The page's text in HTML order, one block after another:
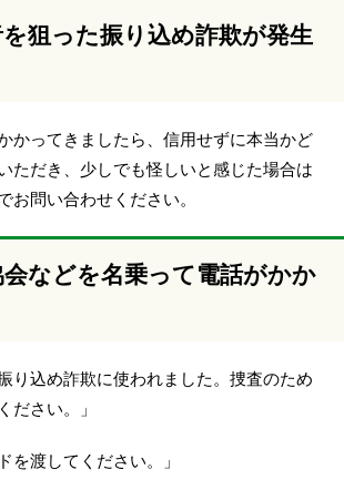
狙った振り込め詐欺が発生
かってきましたら、信用せずに本当かど
ただき、少しでも怪しいと感じた場合は
お問い合わせください。
などを名乗って電話がかか
り込め詐欺に使われました。捜査のため
ださい。」
を渡してください。」